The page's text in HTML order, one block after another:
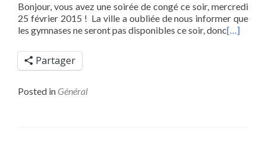
Bonjour, vous avez une soirée de congé ce soir, mercredi
25 février 2015 ! La ville a oubliée de nous informer que
les gymnases ne seront pas disponibles ce soir, donc[…]
Partager
Posted in Général